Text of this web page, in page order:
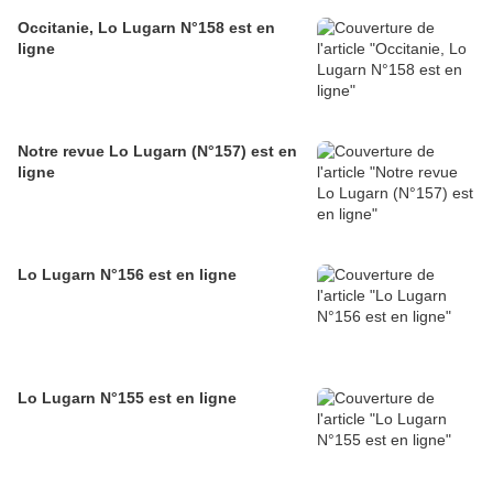
Occitanie, Lo Lugarn N°158 est en
ligne
Notre revue Lo Lugarn (N°157) est en
ligne
Lo Lugarn N°156 est en ligne
Lo Lugarn N°155 est en ligne